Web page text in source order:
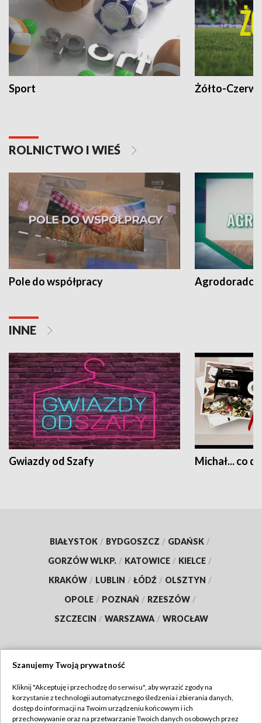
Sport Żółto-
ROLNICTWO I WIEŚ
Pole do współpracy Agrodoradcy
INNE
Gwiazdy od Szafy Michał... co
BIAŁYSTOK / BYDGOSZCZ / GDAŃSK /
GORZÓW WLKP. / KATOWICE / KIELCE /
KRAKÓW / LUBLIN / ŁÓDŹ / OLSZTYN /
OPOLE / POZNAŃ / RZESZÓW /
SZCZECIN / WARSZAWA / WROCŁAW
TVP
Abonament TVP
Szanujemy Twoją prywatność
Kliknij "Akceptuję i przechodzę do serwisu", aby wyrazić zgody na
korzystanie z technologii automatycznego śledzenia i zbierania danych,
dostęp do informacji na Twoim urządzeniu końcowym i ich
przechowywanie oraz na przetwarzanie Twoich danych osobowych przez